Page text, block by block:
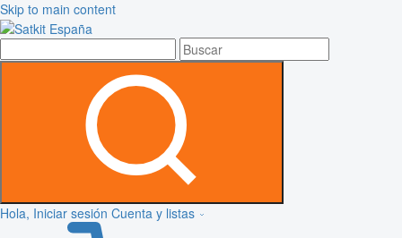
Skip to main content
Hola, Iniciar sesión Cuenta y listas